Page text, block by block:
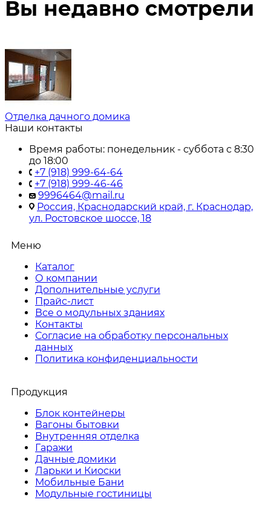
Вы недавно смотрели
Отделка дачного домика
Наши контакты
Время работы: понедельник - суббота с 8:30
до 18:00
+7 (918) 999-64-64
+7 (918) 999-46-46
9996464@mail.ru
Россия, Краснодарский край, г. Краснодар,
ул. Ростовское шоссе, 18
Меню
Каталог
О компании
Дополнительные услуги
Прайс-лист
Все о модульных зданиях
Контакты
Согласие на обработку персональных
данных
Политика конфиденциальности
Продукция
Блок контейнеры
Вагоны бытовки
Внутренняя отделка
Гаражи
Дачные домики
Ларьки и Киоски
Мобильные Бани
Модульные гостиницы